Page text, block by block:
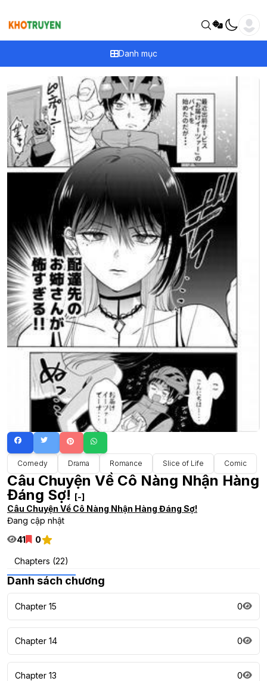
Danh mục
Comedy Drama Romance Slice of Life Comic
Câu Chuyện Về Cô Nàng Nhận Hàng
Đáng Sợ! [-]
Câu Chuyện Về Cô Nàng Nhận Hàng Đáng Sợ!
Đang cập nhật
41
0
Chapters (22)
Danh sách chương
Chapter 15 0
Chapter 14 0
Chapter 13 0